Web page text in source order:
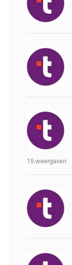
15 weergaven